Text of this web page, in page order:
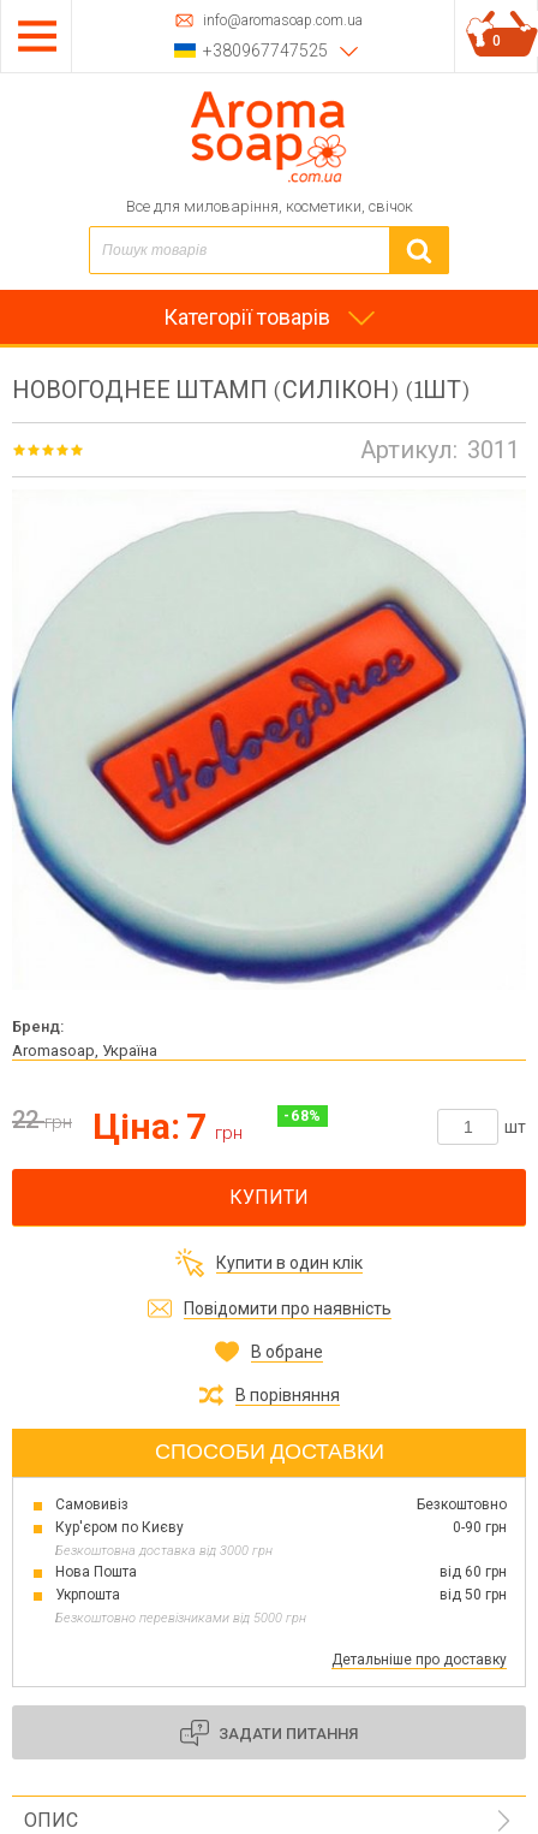
info@aromasoap.com.ua
+380967747525
Все для миловаріння, косметики, свічок
0
Категорії товарів
НОВОГОДНЕЕ ШТАМП (СИЛІКОН) (1ШТ)
Артикул: 3011
Бренд:
Aromasoap, Україна
22 грн Ціна: 7 грн
- 68%
шт
КУПИТИ
Купити в один клік
Повідомити про наявність
В обране
В порівняння
СПОСОБИ ДОСТАВКИ
Самовивіз
Безкоштовно
Кур'єром по Києву
0-90 грн
Безкоштовна доставка від 3000 грн
Нова Пошта
від 60 грн
Укрпошта
від 50 грн
Безкоштовно перевізниками від 5000 грн
Детальніше про доставку
ЗАДАТИ ПИТАННЯ
ОПИС